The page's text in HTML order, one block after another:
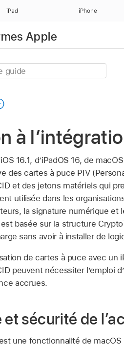
iPad iPhone
Apple
à
iOS 16.1, d’iPadOS 16, de
des cartes à puce PIV
et des jetons matériels qui
utilisée dans les
la signature numérique
basée sur la structure
sans avoir à installer de
de cartes à puce avec
peuvent nécessiter l’emploi
accrues.
sécurité de
une fonctionnalité de macOS